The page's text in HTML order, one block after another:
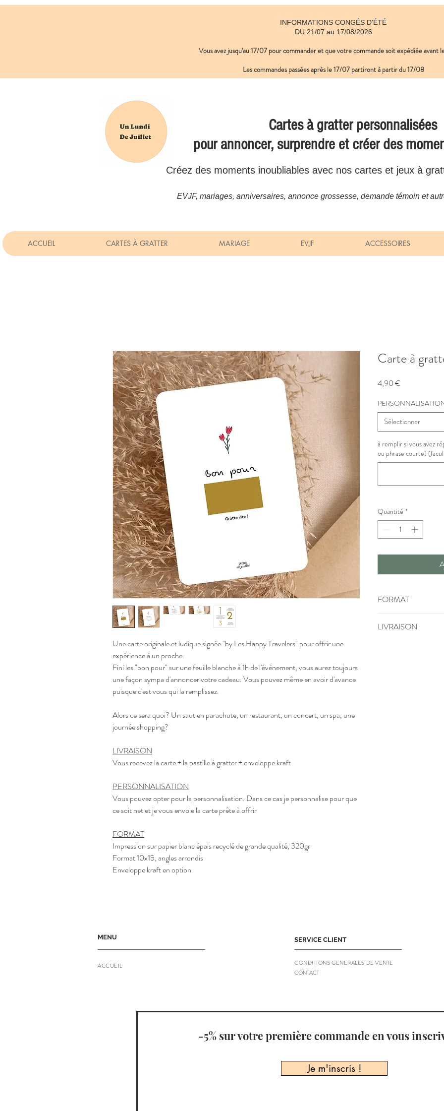
INFORMATIONS CONGÉS D'ÉTÉ
DU 21/07 au 17/08/2026
Vous avez jusqu'au 17/07 pour commander et que votre commande soit expédiée avant
Les commandes passées après le 17/07 partiront à partir du 17/08
Cartes à gratter personnalisées
pour annoncer, surprendre et créer des
Créez des moments inoubliables avec nos cartes et jeux à
EVJF, mariages, anniversaires, annonce grossesse, demande témoin et
ACCUEIL CARTES À GRATTER MARIAGE EVJF ACCESSOIRES
Une carte originale et ludique signée "by Les Happy Travelers" pour offrir une
expérience à un proche.
Fini les "bon pour" sur une feuille blanche à 1h de l'évènement, vous aurez toujours
une façon sympa d'annoncer votre cadeau. Vous pouvez même en avoir d'avance
puisque c'est vous qui la remplissez.
Alors ce sera quoi? Un saut en parachute, un restaurant, un concert, un spa, une
journée shopping?
LIVRAISON
Vous recevez la carte + la pastille à gratter + enveloppe kraft
PERSONNALISATION
Vous pouvez opter pour la personnalisation. Dans ce cas je personnalise pour que
ce soit net et je vous envoie la carte prête à offrir
FORMAT
Impression sur papier blanc épais recyclé de grande qualité, 320gr
Format 10x15, angles arrondis
Enveloppe kraft en option
Carte à
4,90 €
Sélectionner
à remplir si vous avez
ou phrase courte)
Quantité *
FORMAT
qualité, 320gr
LIVRAISON
MENU
ACCUEIL
SERVICE CLIENT
CONDITIONS GENERALES DE VENTE
CONTACT
-5% sur votre première commande en vous
Je m'inscris !